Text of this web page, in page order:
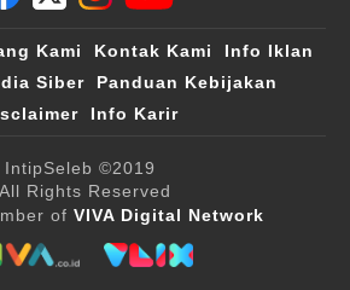
Kami Kontak Kami
Info Iklan
Siber
Panduan Kebijakan
Info Karir
IntipSeleb ©2019
Rights Reserved
of VIVA Digital Network